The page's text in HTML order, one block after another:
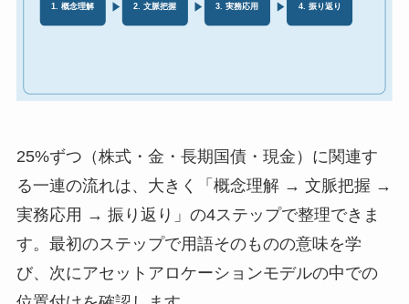
25%ずつ（株式・金・長期国債・現金）に関連す
る一連の流れは、大きく「概念理解 → 文脈把握 →
実務応用 → 振り返り」の4ステップで整理できま
す。最初のステップで用語そのものの意味を学
び、次にアセットアロケーションモデルの中での